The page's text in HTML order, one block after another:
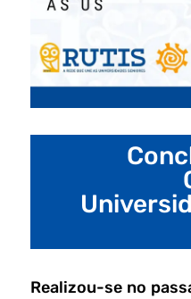
Realizou-se no